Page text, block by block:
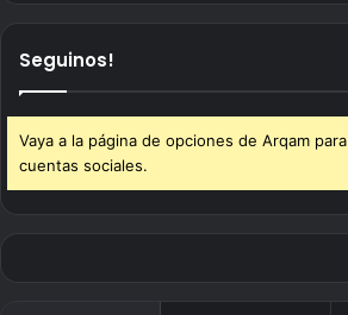
Seguinos!
Vaya a la página de opciones de Arqam
cuentas sociales.